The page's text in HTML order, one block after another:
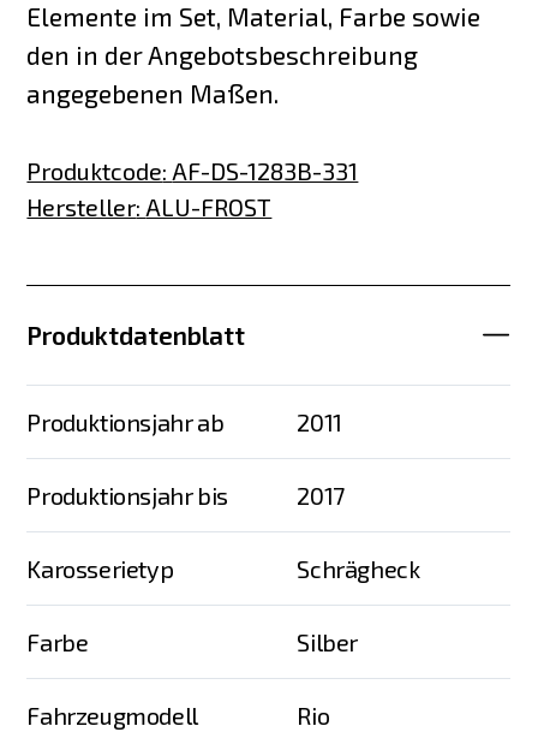
Elemente im Set, Material, Farbe sowie
den in der Angebotsbeschreibung
angegebenen Maßen.
Produktcode: AF-DS-1283B-331
Hersteller: ALU-FROST
Produktdatenblatt
Produktionsjahr ab 2011
Produktionsjahr bis 2017
Karosserietyp Schrägheck
Farbe Silber
Fahrzeugmodell Rio